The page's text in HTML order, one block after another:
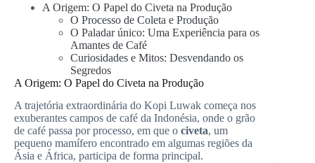
A Origem: O Papel do Civeta na Produção
O Processo de Coleta e Produção
O Paladar único: Uma Experiência para os
Amantes de Café
Curiosidades e Mitos: Desvendando os
Segredos
A Origem: O Papel do Civeta na Produção
A trajetória extraordinária do Kopi Luwak começa nos
exuberantes campos de café da Indonésia, onde o grão
de café passa por processo, em que o civeta, um
pequeno mamífero encontrado em algumas regiões da
Ásia e África, participa de forma principal.